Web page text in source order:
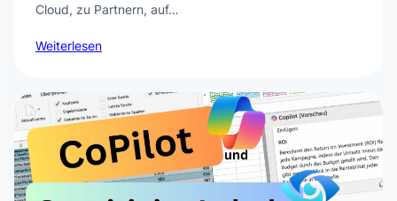
Cloud, zu Partnern, auf…
Weiterlesen